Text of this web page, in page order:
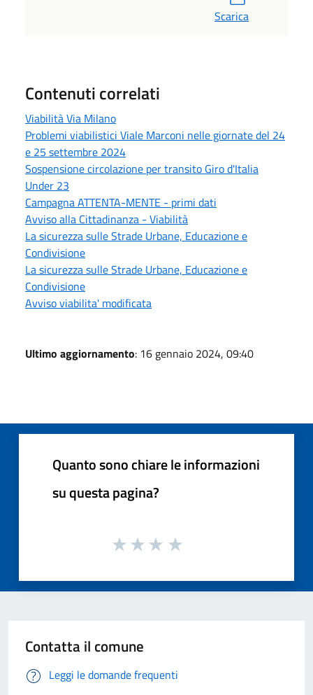
Scarica
Contenuti correlati
Viabilità Via Milano
Problemi viabilistici Viale Marconi nelle giornate del 24
e 25 settembre 2024
Sospensione circolazione per transito Giro d'Italia
Under 23
Campagna ATTENTA-MENTE - primi dati
Avviso alla Cittadinanza - Viabilità
La sicurezza sulle Strade Urbane, Educazione e
Condivisione
La sicurezza sulle Strade Urbane, Educazione e
Condivisione
Avviso viabilita' modificata
Ultimo aggiornamento: 16 gennaio 2024, 09:40
Quanto sono chiare le informazioni
su questa pagina?
Contatta il comune
Leggi le domande frequenti